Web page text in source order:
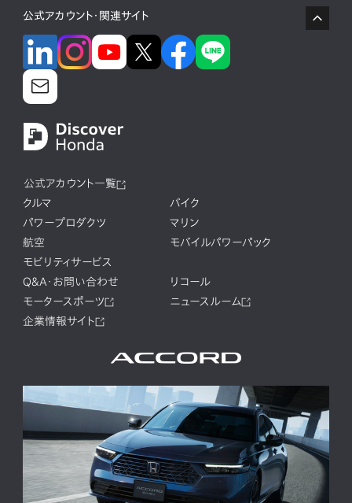
公式アカウント・関連サイト
公式アカウント一覧
クルマ
バイク
パワープロダクツ
マリン
航空
モバイルパワーパック
モビリティサービス
Q&A・お問い合わせ
リコール
モータースポーツ
ニュースルーム
企業情報サイト